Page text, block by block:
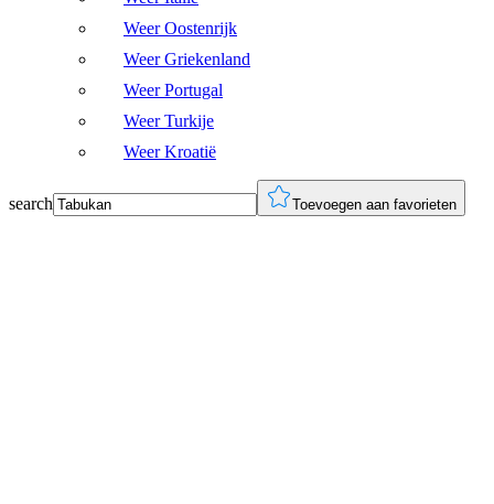
Weer Oostenrijk
Weer Griekenland
Weer Portugal
Weer Turkije
Weer Kroatië
search Toevoegen aan favorieten